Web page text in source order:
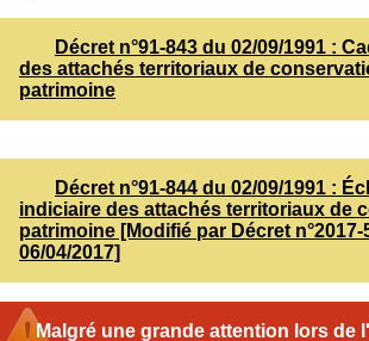
Décret n°91-843 du 02/09/1991 :
des attachés territoriaux de
patrimoine
Décret n°91-844 du 02/09/1991 :
indiciaire des attachés territoriaux de
patrimoine [Modifié par Décret n°2017-
06/04/2017]
Malgré une grande attention lors de